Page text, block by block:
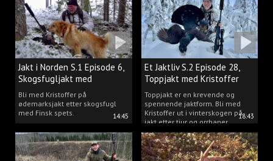
14:45
Jakt i Norden S.1 Episode 6,
Skogsfugljakt med
spetshund.
Bli med Kristoffer på
ødemarksjakt etter skogsfugl
med Finsk spets.
18:43
Et Jaktliv S.2 Episode 28,
Toppjakt med Kristoffer
Clausen
Toppjakt er en krevende og
spennende jaktform. Bli med
Kristoffer ut i vinterskogen på
jakt etter tiur og orrhaner.